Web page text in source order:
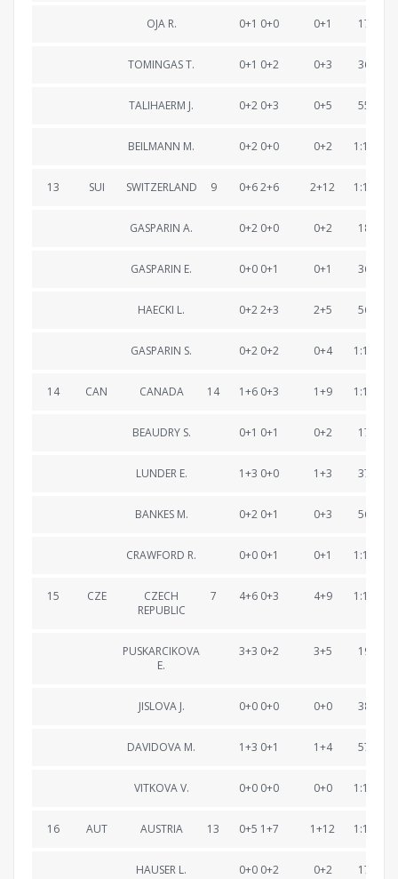
OJA R. 0+1 0+0 0+1 17:49.2
TOMINGAS T. 0+1 0+2 0+3 36:20.0
TALIHAERM J. 0+2 0+3 0+5 55:32.8
BEILMANN M. 0+2 0+0 0+2 1:15:04.7
13 SUI SWITZERLAND 9 0+6 2+6 2+12 1:15:25.4
GASPARIN A. 0+2 0+0 0+2 18:29.1
GASPARIN E. 0+0 0+1 0+1 36:46.1
HAECKI L. 0+2 2+3 2+5 56:05.2
GASPARIN S. 0+2 0+2 0+4 1:15:25.4
14 CAN CANADA 14 1+6 0+3 1+9 1:15:40.0
BEAUDRY S. 0+1 0+1 0+2 17:50.5
LUNDER E. 1+3 0+0 1+3 37:13.3
BANKES M. 0+2 0+1 0+3 56:32.6
CRAWFORD R. 0+0 0+1 0+1 1:15:40.0
15 CZE
CZECH
REPUBLIC
7 4+6 0+3 4+9 1:15:52.0
PUSKARCIKOVA
E.
3+3 0+2 3+5 19:45.1
JISLOVA J. 0+0 0+0 0+0 38:04.8
DAVIDOVA M. 1+3 0+1 1+4 57:19.3
VITKOVA V. 0+0 0+0 0+0 1:15:52.0
16 AUT AUSTRIA 13 0+5 1+7 1+12 1:16:17.2
HAUSER L. 0+0 0+2 0+2 17:50.8